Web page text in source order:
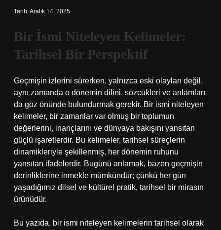
Tarih: Aralık 14, 2025
Bir İsmi Niteleyen Kelimeler:
Tarihsel Bir Perspektif
Geçmişin izlerini sürerken, yalnızca eski olayları değil,
aynı zamanda o dönemin dilini, sözcükleri ve anlamları
da göz önünde bulundurmak gerekir. Bir ismi niteleyen
kelimeler, bir zamanlar var olmuş bir toplumun
değerlerini, inançlarını ve dünyaya bakışını yansıtan
güçlü işaretlerdir. Bu kelimeler, tarihsel süreçlerin
dinamikleriyle şekillenmiş, her dönemin ruhunu
yansıtan ifadelerdir. Bugünü anlamak, bazen geçmişin
derinliklerine inmekle mümkündür; çünkü her gün
yaşadığımız dilsel ve kültürel pratik, tarihsel bir mirasın
ürünüdür.
Bu yazıda, bir ismi niteleyen kelimelerin tarihsel olarak